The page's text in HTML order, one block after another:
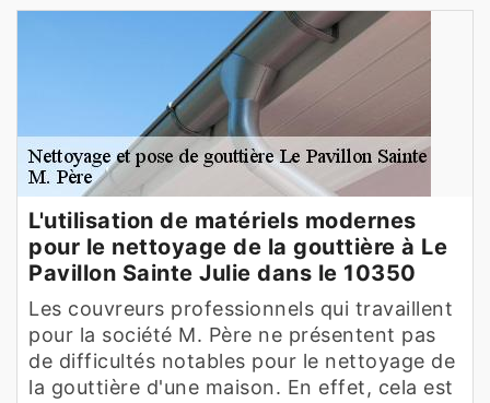
L'utilisation de matériels modernes
pour le nettoyage de la gouttière à Le
Pavillon Sainte Julie dans le 10350
Les couvreurs professionnels qui travaillent
pour la société M. Père ne présentent pas
de difficultés notables pour le nettoyage de
la gouttière d'une maison. En effet, cela est